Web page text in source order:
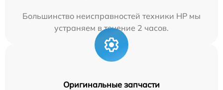
Большинство неисправностей техники HP мы
устраняем в течение 2 часов.
Оригинальные запчасти